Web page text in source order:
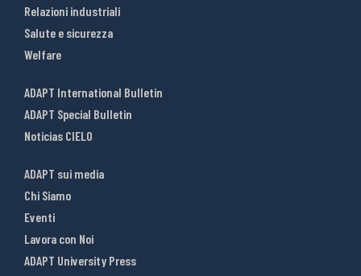
Relazioni industriali
Salute e sicurezza
Welfare
ADAPT International Bulletin
ADAPT Special Bulletin
Noticias CIELO
ADAPT sui media
Chi Siamo
Eventi
Lavora con Noi
ADAPT University Press